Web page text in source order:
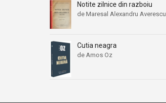
Notite zilnice din razboiu
de Maresal Alexandru Averescu
Cutia neagra
de Amos Oz